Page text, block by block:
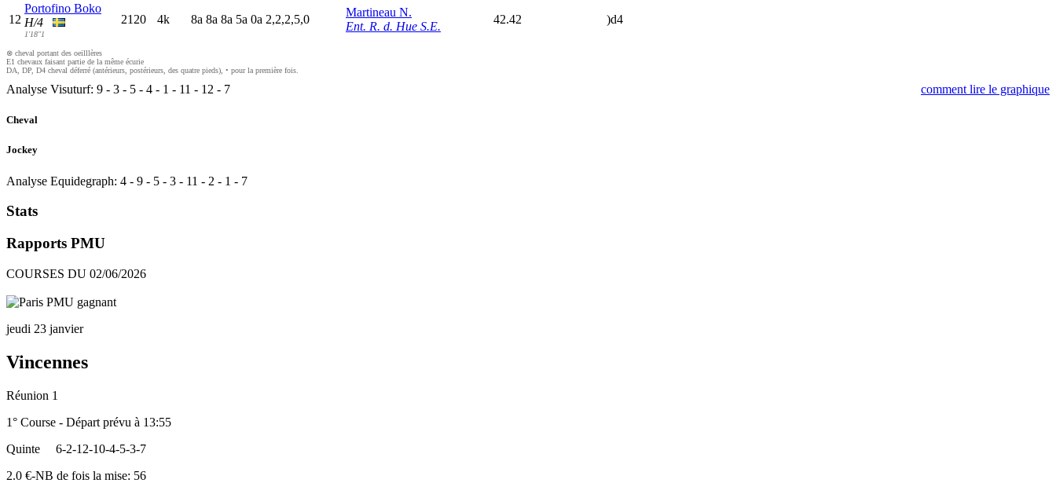
12
Portofino Boko
H/4
1'18"1
2120 4k 8a 8a 8a 5a 0a 2,2,2,5,0
Martineau N.
Ent. R. d. Hue S.E.
42.42 )d4
⊗ cheval portant des oeilllères
E1 chevaux faisant partie de la même écurie
DA, DP, D4 cheval déferré (antérieurs, postérieurs, des quatre pieds), • pour la première fois.
Analyse Visuturf: 9 - 3 - 5 - 4 - 1 - 11 - 12 - 7 comment lire le graphique
Cheval
Jockey
Analyse Equidegraph: 4 - 9 - 5 - 3 - 11 - 2 - 1 - 7
Stats
Rapports PMU
COURSES DU 02/06/2026
jeudi 23 janvier
Vincennes
Réunion 1
1° Course - Départ prévu à 13:55
Quinte
6-2-12-10-4-5-3-7
2.0 €-NB de fois la mise: 56